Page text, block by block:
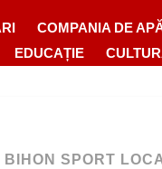
COMPANIA DE
EDUCAȚIE
BIHON SPORT